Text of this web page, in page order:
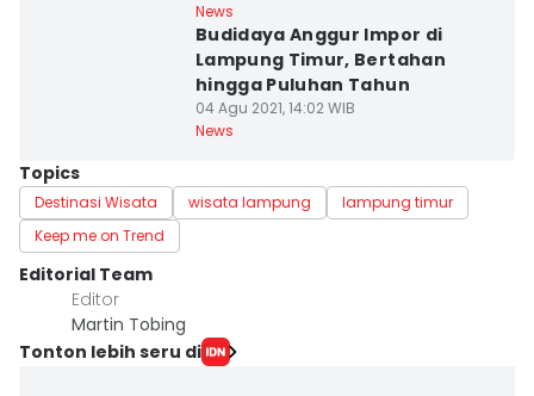
News
Budidaya Anggur Impor di
Lampung Timur, Bertahan
hingga Puluhan Tahun
04 Agu 2021, 14:02 WIB
News
Topics
Destinasi Wisata wisata lampung
lampung timur
Keep me on Trend
Editorial Team
Editor
Martin Tobing
Tonton lebih seru di